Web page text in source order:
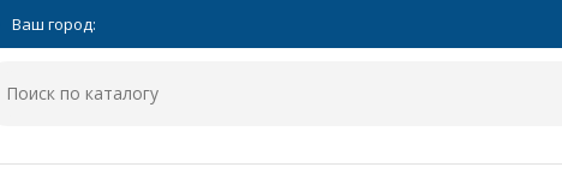
Ваш город: